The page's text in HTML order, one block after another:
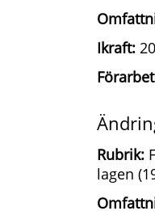
Ikraft:
Rubrik:
lagen